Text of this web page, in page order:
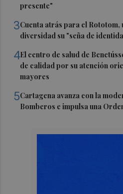
presente"
3Cuenta atrás para el Rototom,
diversidad su "seña de
4El centro de salud de
de calidad por su atención
mayores
5Cartagena avanza con la
Bomberos e impulsa una